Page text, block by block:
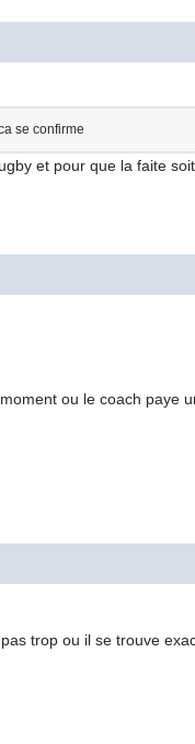
se confirme
et pour que la faite
ou le coach paye
trop ou il se trouve